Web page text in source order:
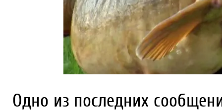
Одно из последних